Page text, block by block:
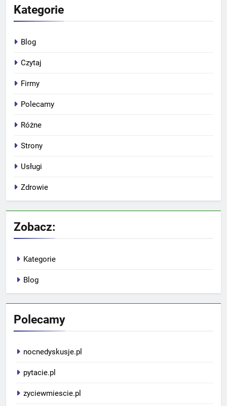
Kategorie
Blog
Czytaj
Firmy
Polecamy
Różne
Strony
Usługi
Zdrowie
Zobacz:
Kategorie
Blog
Polecamy
nocnedyskusje.pl
pytacie.pl
zyciewmiescie.pl